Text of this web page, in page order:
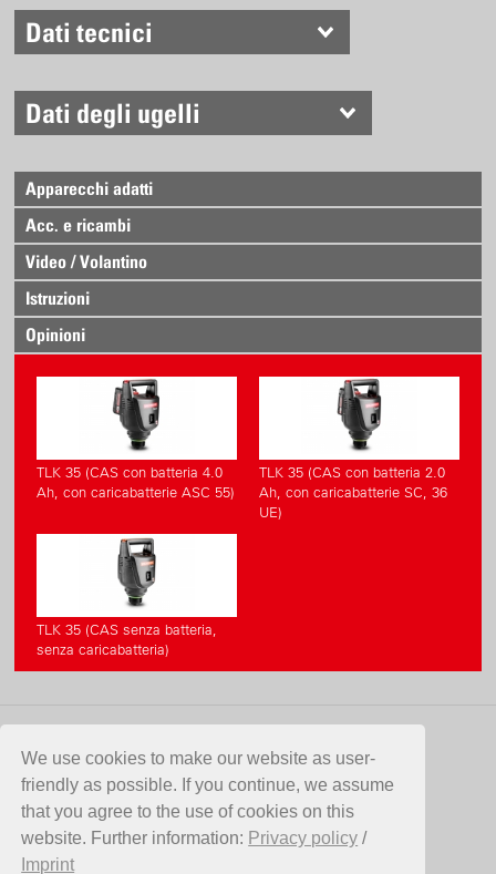
We use cookies to make our website as user-
friendly as possible. If you continue, we assume
that you agree to the use of cookies on this
website. Further information: Privacy policy /
Imprint
Semplice sistema ad incastro
Con tracolla
Dati tecnici
Dati degli ugelli
Apparecchi adatti
Acc. e ricambi
Video / Volantino
Istruzioni
Opinioni
TLK 35 (CAS con batteria 4.0
Ah, con caricabatterie ASC 55)
TLK 35 (CAS con batteria 2.0
Ah, con caricabatterie SC, 36
UE)
TLK 35 (CAS senza batteria,
senza caricabatteria)
CONTATTO
Birchmeier Sprühtechnik AG
Im Stetterfeld 1
5608 Stetten
SVIZZERA